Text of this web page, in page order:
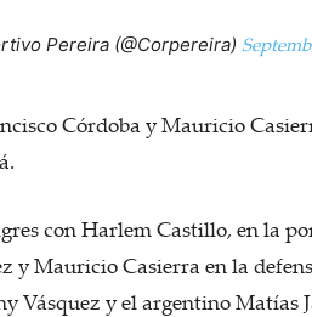
Pereira (@Corpereira)
Córdoba y Mauricio
con Harlem Castillo, en la
y Mauricio Casierra en la
Vásquez y el argentino Matías